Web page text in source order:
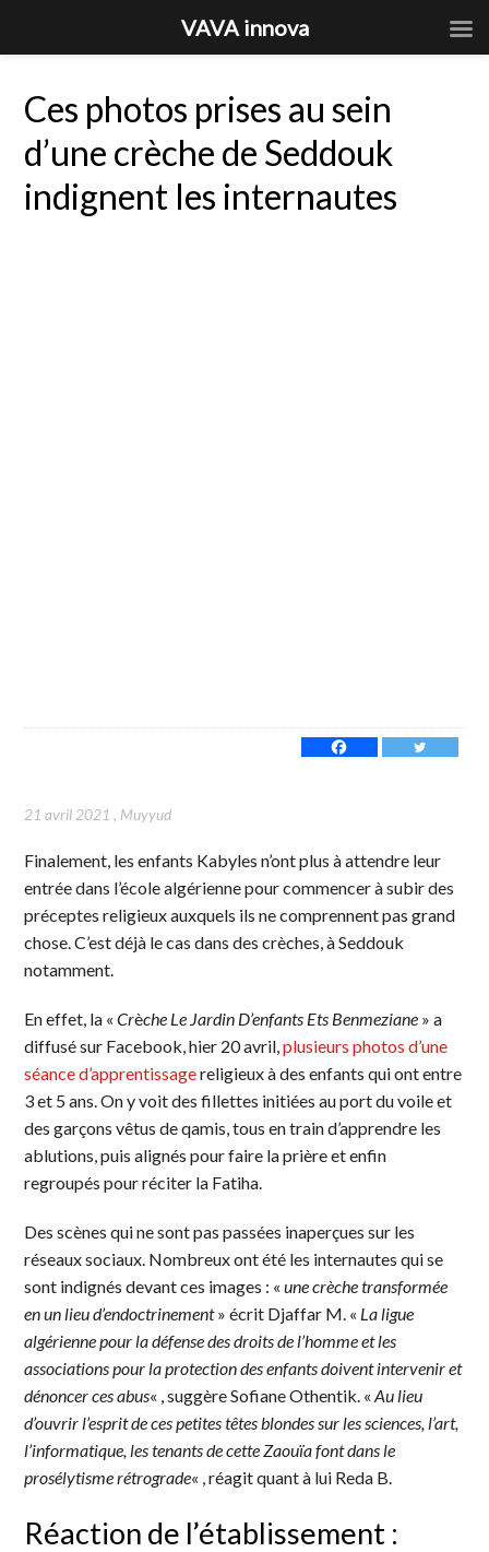
Ces photos prises au sein
d’une crèche de Seddouk
indignent les internautes
21 avril 2021 , Muyyud
Finalement, les enfants Kabyles n’ont plus à attendre leur
entrée dans l’école algérienne pour commencer à subir des
préceptes religieux auxquels ils ne comprennent pas grand
chose. C’est déjà le cas dans des crèches, à Seddouk
notamment.
En effet, la «Crèche Le Jardin D’enfants Ets Benmeziane » a
diffusé sur Facebook, hier 20 avril,plusieurs photos d’une
séance d’apprentissagereligieux à des enfants qui ont entre
3 et 5 ans. On y voit des fillettes initiées au port du voile et
des garçons vêtus de qamis, tous en train d’apprendre les
ablutions, puis alignés pour faire la prière et enfin
regroupés pour réciter la Fatiha.
Des scènes qui ne sont pas passées inaperçues sur les
réseaux sociaux. Nombreux ont été les internautes qui se
sont indignés devant ces images : «une crèche transformée
en un lieu d’endoctrinement» écrit Djaffar M. « La ligue
algérienne pour la défense des droits de l’homme et les
associations pour la protection des enfants doivent intervenir et
dénoncer ces abus« , suggère Sofiane Othentik. «Au lieu
d’ouvrir l’esprit de ces petites têtes blondes sur les sciences, l’art,
l’informatique, les tenants de cette Zaouïa font dans le
prosélytisme rétrograde« , réagit quant à lui Reda B.
Réaction de l’établissement :
VAVA innova